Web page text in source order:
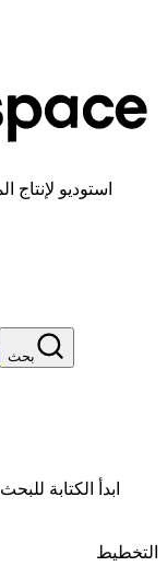
استوديو لإنتاج
بحث
ابدأ الكتابة
التخطيط